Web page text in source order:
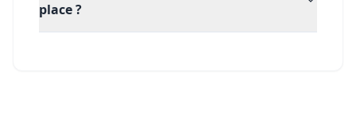
place ?